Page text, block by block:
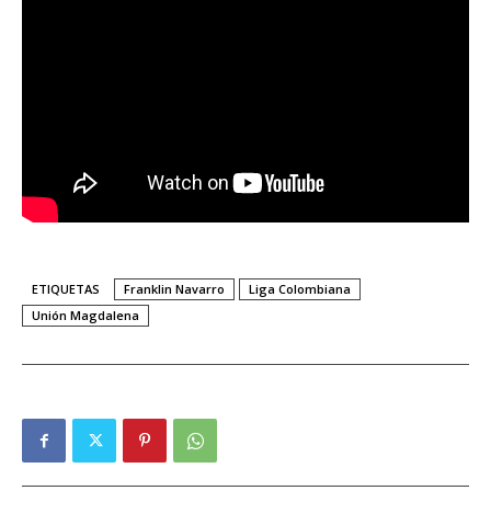
ETIQUETAS Franklin Navarro
Liga Colombiana
Unión Magdalena